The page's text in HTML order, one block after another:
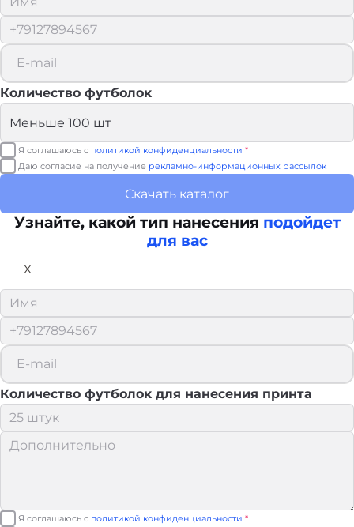
Количество футболок
Я соглашаюсь с политикой конфиденциальности *
Даю согласие на получение рекламно-информационных рассылок
Скачать каталог
Узнайте, какой тип нанесения подойдет
для вас
X
Количество футболок для нанесения принта
Я соглашаюсь с политикой конфиденциальности *